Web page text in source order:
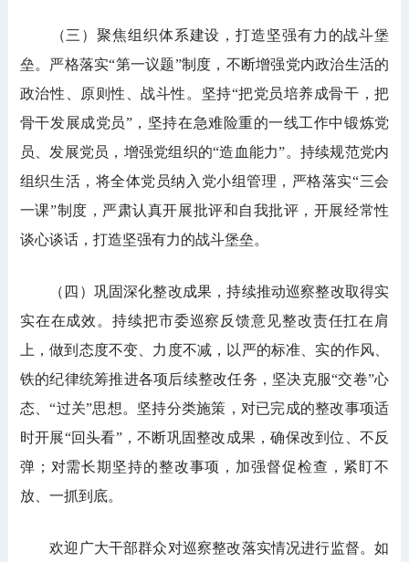
（三）聚焦组织体系建设，打造坚强有力的战斗堡
垒。严格落实“第一议题”制度，不断增强党内政治生活的
政治性、原则性、战斗性。坚持“把党员培养成骨干，把
骨干发展成党员”，坚持在急难险重的一线工作中锻炼党
员、发展党员，增强党组织的“造血能力”。持续规范党内
组织生活，将全体党员纳入党小组管理，严格落实“三会
一课”制度，严肃认真开展批评和自我批评，开展经常性
谈心谈话，打造坚强有力的战斗堡垒。
（四）巩固深化整改成果，持续推动巡察整改取得实
实在在成效。持续把市委巡察反馈意见整改责任扛在肩
上，做到态度不变、力度不减，以严的标准、实的作风、
铁的纪律统筹推进各项后续整改任务，坚决克服“交卷”心
态、“过关”思想。坚持分类施策，对已完成的整改事项适
时开展“回头看”，不断巩固整改成果，确保改到位、不反
弹；对需长期坚持的整改事项，加强督促检查，紧盯不
放、一抓到底。
欢迎广大干部群众对巡察整改落实情况进行监督。如